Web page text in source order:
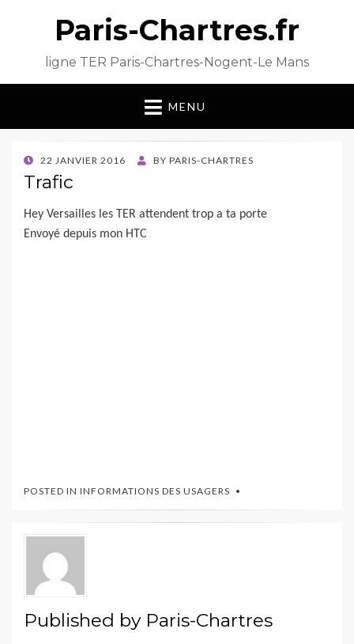
Paris-Chartres.fr
ligne TER Paris-Chartres-Nogent-Le Mans
MENU
POSTED
ON
22 JANVIER 2016 BY PARIS-CHARTRES
Trafic
Hey Versailles les TER attendent trop a ta porte
Envoyé depuis mon HTC
POSTED IN INFORMATIONS DES USAGERS
Published by Paris-Chartres